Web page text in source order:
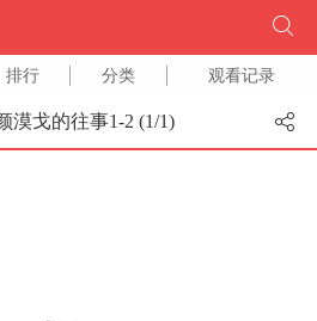
排行 分类 观看记录
漠戈的往事1-2 (1/1)